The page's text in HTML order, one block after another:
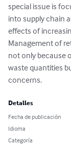
special issue is
into supply chain
effects of
Management of
not only because
waste quantities
concerns.
Detalles
Fecha de publicación
Idioma
Categoría